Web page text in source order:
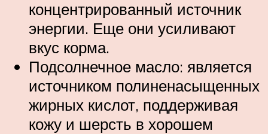
концентрированный источник
энергии. Еще они усиливают
вкус корма.
Подсолнечное масло: является
источником полиненасыщенных
жирных кислот, поддерживая
кожу и шерсть в хорошем